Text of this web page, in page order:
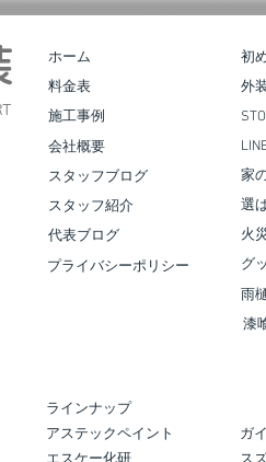
弊
保
い
合志市須屋｜
ホーム
料金表
施工事例
会社概要
スタッフブログ
スタッフ紹介
代表ブログ
プライバシーポリシー
初
外
家
選
火
グ
雨
漆
ラインナップ
​アステックペイント
ガ